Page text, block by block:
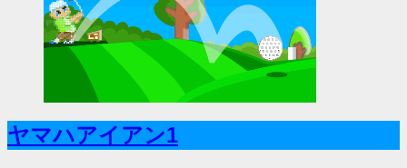
ヤマハアイアン1